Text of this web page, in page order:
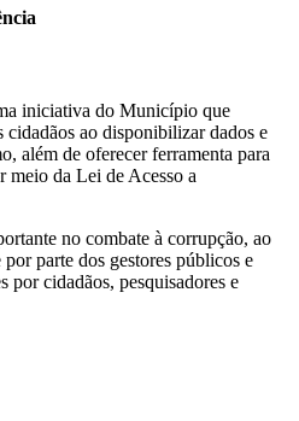
iniciativa do Município que
ao disponibilizar dados e
além de oferecer ferramenta para
meio da Lei de Acesso a
no combate à corrupção, ao
parte dos gestores públicos e
por cidadãos, pesquisadores e